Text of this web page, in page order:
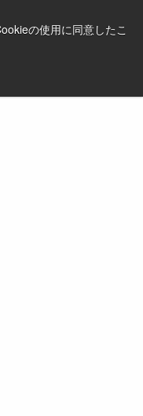
の使用に同意したこ